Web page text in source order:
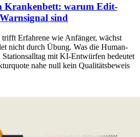
Krankenbett: warum Edit-
sind
Erfahrene wie Anfänger, wächst
nicht durch Übung. Was die Human-
Stationsalltag mit KI-Entwürfen bedeutet
nahe null kein Qualitätsbeweis